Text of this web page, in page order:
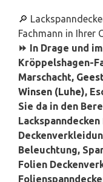
🔎
Fachmann in Ihrer
⏩ In Drage und
Kröppelshagen-
Marschacht,
Winsen (Luhe),
Sie da in den
Beleuchtung,
Folien